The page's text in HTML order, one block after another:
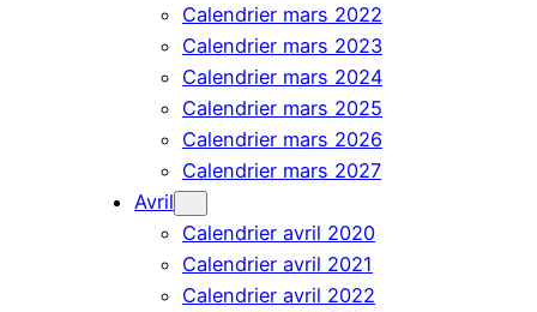
Calendrier mars 2022
Calendrier mars 2023
Calendrier mars 2024
Calendrier mars 2025
Calendrier mars 2026
Calendrier mars 2027
Avril
Calendrier avril 2020
Calendrier avril 2021
Calendrier avril 2022